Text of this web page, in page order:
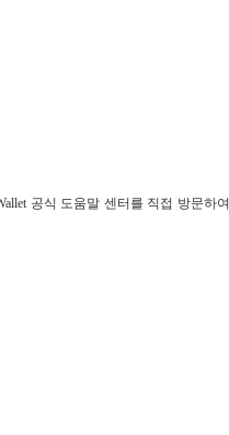
공식 도움말 센터를 직접 방문하여